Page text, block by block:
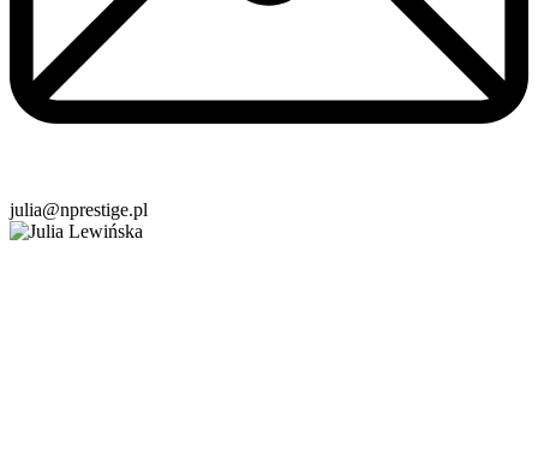
julia@nprestige.pl